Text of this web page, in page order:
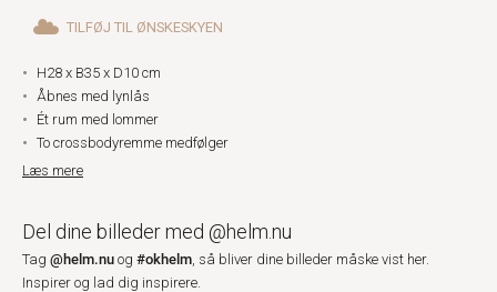
TILFØJ TIL ØNSKESKYEN
H28 x B35 x D10 cm
Åbnes med lynlås
Ét rum med lommer
To crossbodyremme medfølger
Læs mere
Del dine billeder med @helm.nu
Tag @helm.nu og #okhelm, så bliver dine billeder måske vist her.
Inspirer og lad dig inspirere.